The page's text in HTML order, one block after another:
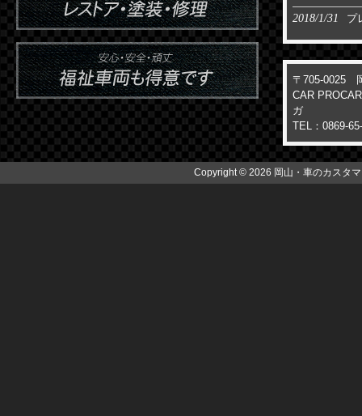
2018/1/31 プ
〒705-0025
CAR
ガ
TEL：0869-
Copyright © 2026 岡山・車のカスタ